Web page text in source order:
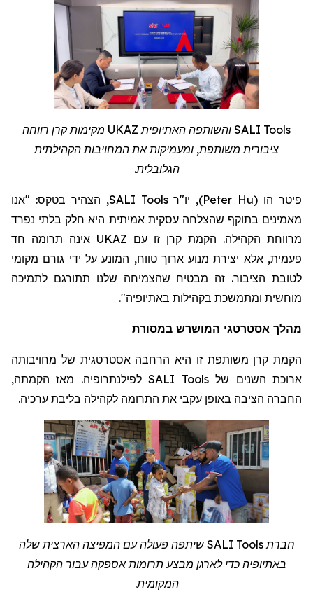
SALI Tools והשותפה האתיופית UKAZ מקימות קרן רווחה
ציבורית משותפת, ומעמיקות את המחויבות הקהילתית
הגלובלית.
פיטר הו (
Peter Hu
), יו"רSALI Tools, הצהיר בטקס: "אנו
מאמינים בתוקף שהצלחה עסקית אמיתית היא חלק בלתי נפרד
מרווחת הקהילה. הקמת קרן זו עם UKAZ אינה תרומה חד
פעמית, אלא יצירת מנוע ארוך טווח, המונע על ידי גורם מקומי
לטובת הציבור. זה מבטיח שהצמיחה שלנו תתורגם לתמיכה
מוחשית ומתמשכת בקהילות באתיופיה".
מהלך אסטרטגי המושרש במסורת
הקמת קרן משותפת זו היא הרחבה אסטרטגית של מחויבותה
ארוכת השנים שלSALI Toolsלפילנתרופיה. מאז הקמתה,
החברה הציבה באופן עקבי את התרומה לקהילה בליבת ערכיה.
חברתSALI Tools שיתפה פעולה עם המפיצה הארצית שלה
באתיופיה כדי לארגן מבצע תרומות אספקהעבור הקהילה
המקומית.